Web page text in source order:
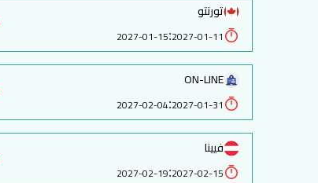
تورنتو
2027-01-11
:
2027-01-15
ON-LINE
2027-01-31
:
2027-02-04
فيينا
2027-02-15
:
2027-02-19